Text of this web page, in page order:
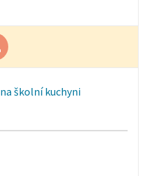
školní kuchyni